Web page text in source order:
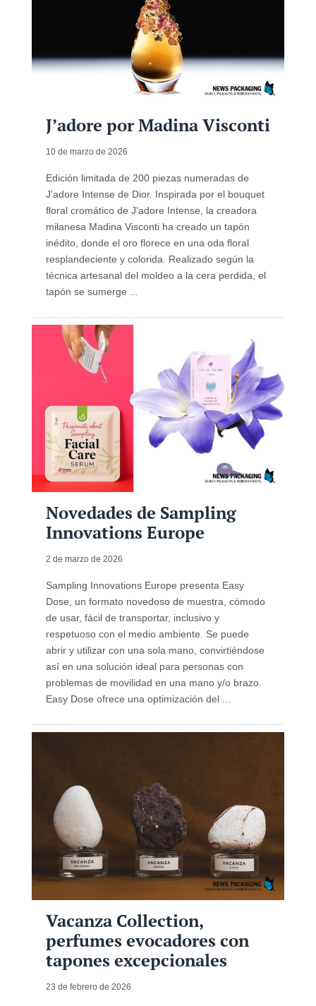
J’adore por Madina Visconti
10 de marzo de 2026
Edición limitada de 200 piezas numeradas de
J'adore Intense de Dior. Inspirada por el bouquet
floral cromático de J’adore Intense, la creadora
milanesa Madina Visconti ha creado un tapón
inédito, donde el oro florece en una oda floral
resplandeciente y colorida. Realizado según la
técnica artesanal del moldeo a la cera perdida, el
tapón se sumerge ...
Novedades de Sampling
Innovations Europe
2 de marzo de 2026
Sampling Innovations Europe presenta Easy
Dose, un formato novedoso de muestra, cómodo
de usar, fácil de transportar, inclusivo y
respetuoso con el medio ambiente. Se puede
abrir y utilizar con una sola mano, convirtiéndose
así en una solución ideal para personas con
problemas de movilidad en una mano y/o brazo.
Easy Dose ofrece una optimización del ...
Vacanza Collection,
perfumes evocadores con
tapones excepcionales
23 de febrero de 2026